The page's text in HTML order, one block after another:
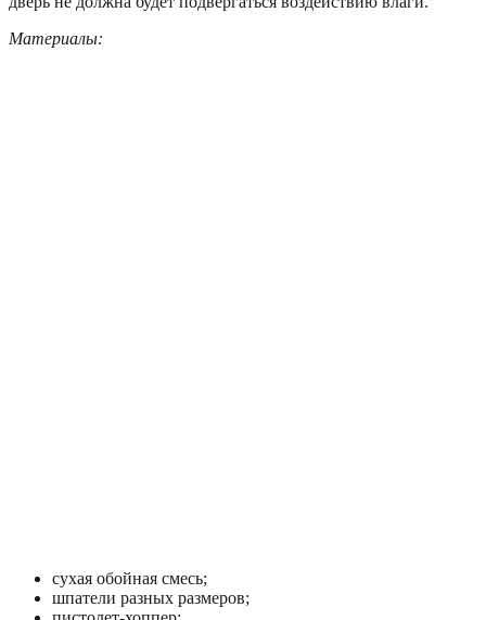
Материалы:
сухая обойная смесь;
шпатели разных размеров;